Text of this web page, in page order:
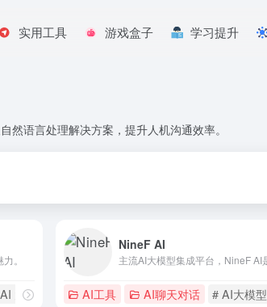
实用工具 游戏盒子 学习提升
然语言处理解决方案，提升人机沟通效率。
。
大模型
NineF AI
AI工具 AI聊天对话 # AI大模型